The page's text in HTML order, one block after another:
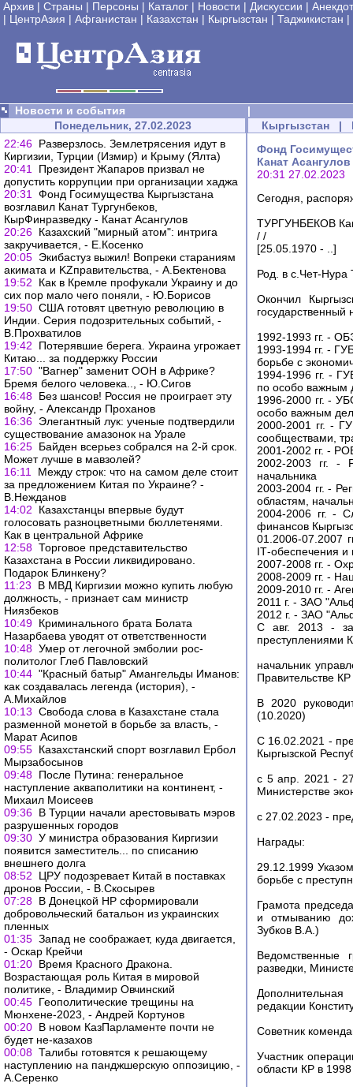
Архив | Страны | Персоны | Каталог | Новости | Дискуссии |
| ЦентрАзия | Афганистан | Казахстан | Кыргызстан | Таджикистан |
Новости и события
|
Понедельник, 27.02.2023
22:46 Разверзлось. Землетрясения идут в
Киргизии, Турции (Измир) и Крыму (Ялта)
20:41
Президент Жапаров призвал не
допустить коррупции при организации хаджа
20:31
Фонд Госимущества Кыргызстана
возглавил Канат Тургунбеков,
КырФинразведку - Канат Асангулов
20:26 Казахский "мирный атом": интрига
закручивается, - Е.Косенко
20:05 Экибастуз выжил! Вопреки стараниям
акимата и KZправительства, - А.Бектенова
19:52
Как в Кремле профукали Украину и до
сих пор мало чего поняли, - Ю.Борисов
19:50 США готовят цветную революцию в
Индии. Серия подозрительных событий, -
В.Прохватилов
19:42
Потерявшие берега. Украина угрожает
Китаю... за поддержку России
17:50 "Вагнер" заменит ООН в Африке?
Бремя белого человека.., - Ю.Сигов
16:48 Без шансов! Россия не проиграет эту
войну, - Александр Проханов
16:36 Элегантный лук: ученые подтвердили
существование амазонок на Урале
16:25 Байден всерьез собрался на 2-й срок.
Может лучше в мавзолей?
16:11
Между строк: что на самом деле стоит
за предложением Китая по Украине? -
В.Нежданов
14:02
Казахстанцы впервые будут
голосовать разноцветными бюллетенями.
Как в центральной Африке
12:58 Торговое представительство
Казахстана в России ликвидировано.
Подарок Блинкену?
11:23
В МВД Киргизии можно купить любую
должность, - признает сам министр
Ниязбеков
10:49 Криминального брата Болата
Назарбаева уводят от ответственности
10:48 Умер от легочной эмболии рос-
политолог Глеб Павловский
10:44 "Красный батыр" Амангельды Иманов:
как создавалась легенда (история), -
А.Михайлов
10:13 Свобода слова в Казахстане стала
разменной монетой в борьбе за власть, -
Марат Асипов
09:55 Казахстанский спорт возглавил Ербол
Мырзабосынов
09:48 После Путина: генеральное
наступление акваполитики на континент, -
Михаил Моисеев
09:36 В Турции начали арестовывать мэров
разрушенных городов
09:30 У министра образования Киргизии
появится заместитель... по списанию
внешнего долга
08:52
ЦРУ подозревает Китай в поставках
дронов России, - В.Скосырев
07:28 В Донецкой НР сформировали
добровольческий батальон из украинских
пленных
01:35 Запад не соображает, куда двигается,
- Оскар Крейчи
01:20 Время Красного Дракона.
Возрастающая роль Китая в мировой
политике, - Владимир Овчинский
00:45 Геополитические трещины на
Мюнхене-2023, - Андрей Кортунов
00:20 В новом КазПарламенте почти не
будет не-казахов
00:08 Талибы готовятся к решающему
наступлению на панджшерскую оппозицию, -
А.Серенко
Кыргызстан |
Фонд
Канат Асангулов
20:31 27.02.2023
Сегодня,
ТУРГУНБЕКОВ
/ /
[25.05.1970 - ..]
Род. в с.Чет-Нура
Окончил
государственный
1992-1993 гг. -
1993-1994 гг. -
борьбе с
1994-1996 гг. -
по особо важным
1996-2000 гг. -
особо важным
2000-2001 гг. -
сообществами,
2001-2002 гг. -
2002-2003 гг. -
начальника
2003-2004 гг. -
областям,
2004-2006 гг. -
финансов
01.2006-07.2007
IТ-обеспечения и
2007-2008 гг. -
2008-2009 гг. -
2009-2010 гг. -
2011 г. - ЗАО
2012 г. - ЗАО
С авг. 2013 -
преступлениями
начальник
Правительстве
В 2020
(10.2020)
С 16.02.2021 -
Кыргызской
с 5 апр. 2021 -
Министерстве
с 27.02.2023 -
Награды:
29.12.1999
борьбе с
Грамота
и отмыванию
Зубков В.А.)
разведки,
редакции
Советник
Участник
области КР в